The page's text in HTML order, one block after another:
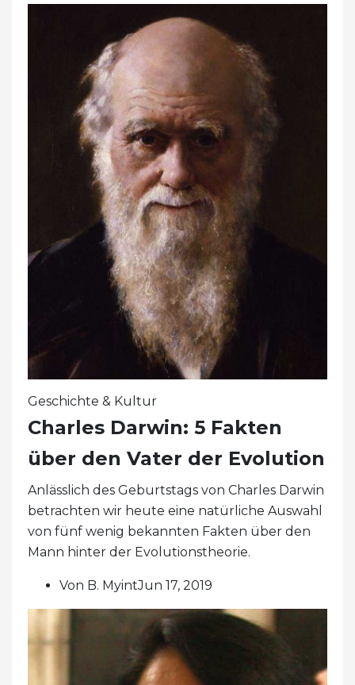
Geschichte & Kultur
Charles Darwin: 5 Fakten
über den Vater der Evolution
Anlässlich des Geburtstags von Charles Darwin
betrachten wir heute eine natürliche Auswahl
von fünf wenig bekannten Fakten über den
Mann hinter der Evolutionstheorie.
Von B. MyintJun 17, 2019